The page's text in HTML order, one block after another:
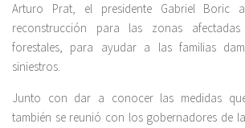
Arturo Prat, el presidente Gabriel Boric
reconstrucción para las zonas
forestales, para ayudar a las familias
siniestros.
Junto con dar a conocer las medidas
también se reunió con los gobernadores de